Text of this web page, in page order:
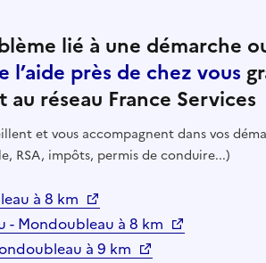
lié à une démarche
l’aide près de chez vous
réseau France Services
et vous accompagnent dans vos
RSA, impôts, permis de conduire...)
à 8 km
- Mondoubleau à 8 km
à 9 km